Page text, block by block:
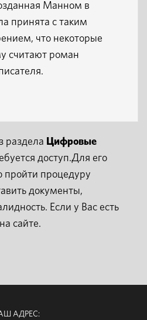
Манном в
принята с таким
что некоторые
считают роман
раздела Цифровые
доступ.Для его
пройти процедуру
документы,
Если у Вас есть
на сайте.
АДРЕС: